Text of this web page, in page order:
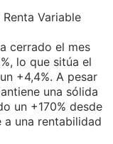
Variable
cerrado el mes
lo que sitúa el
+4,4%. A pesar
una sólida
un +170% desde
a una rentabilidad